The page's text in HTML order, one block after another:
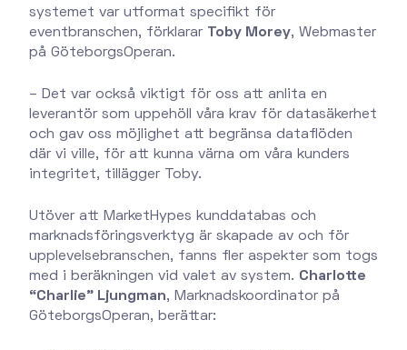
systemet var utformat specifikt för
eventbranschen, förklarar Toby Morey, Webmaster
på GöteborgsOperan.
– Det var också viktigt för oss att anlita en
leverantör som uppehöll våra krav för datasäkerhet
och gav oss möjlighet att begränsa dataflöden
där vi ville, för att kunna värna om våra kunders
integritet, tillägger Toby.
Utöver att MarketHypes kunddatabas och
marknadsföringsverktyg är skapade av och för
upplevelsebranschen, fanns fler aspekter som togs
med i beräkningen vid valet av system. Charlotte
“Charlie” Ljungman, Marknadskoordinator på
GöteborgsOperan, berättar: